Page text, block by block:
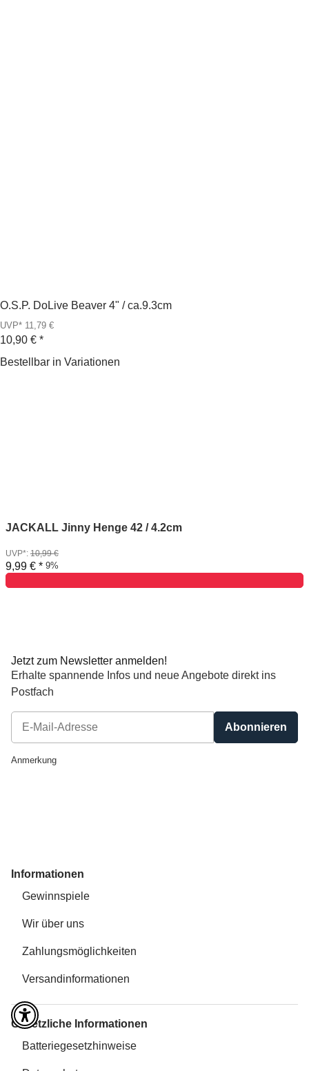
O.S.P. DoLive Beaver 4" / ca.9.3cm
UVP* 11,79 €
10,90 € *
Bestellbar in Variationen
JACKALL Jinny Henge 42 / 4.2cm
UVP*: 10,99 €
9,99 € * 9%
Jetzt zum Newsletter anmelden!
Erhalte spannende Infos und neue Angebote direkt ins
Postfach
Abonnieren
Anmerkung
Informationen
Gewinnspiele
Wir über uns
Zahlungsmöglichkeiten
Versandinformationen
Gesetzliche Informationen
Batteriegesetzhinweise